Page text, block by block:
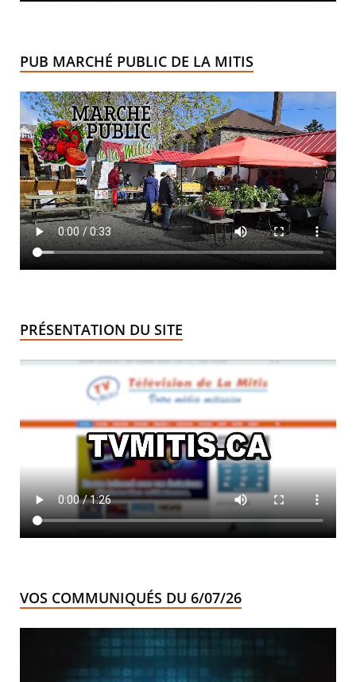
PUB MARCHÉ PUBLIC DE LA MITIS
PRÉSENTATION DU SITE
VOS COMMUNIQUÉS DU 6/07/26